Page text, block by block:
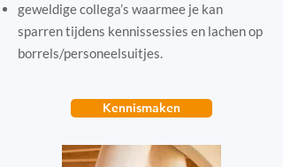
geweldige collega’s waarmee je kan
sparren tijdens kennissessies en lachen op
borrels/personeelsuitjes.
Kennismaken